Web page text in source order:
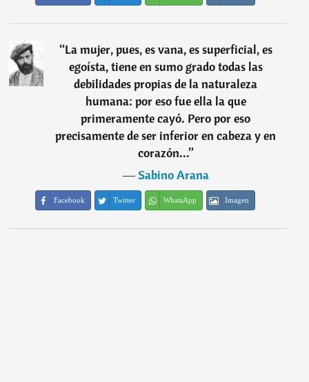
“La mujer, pues, es vana, es superficial, es
egoísta, tiene en sumo grado todas las
debilidades propias de la naturaleza
humana: por eso fue ella la que
primeramente cayó. Pero por eso
precisamente de ser inferior en cabeza y en
corazón...”
―Sabino Arana
Facebook Twitter WhatsApp Imagen